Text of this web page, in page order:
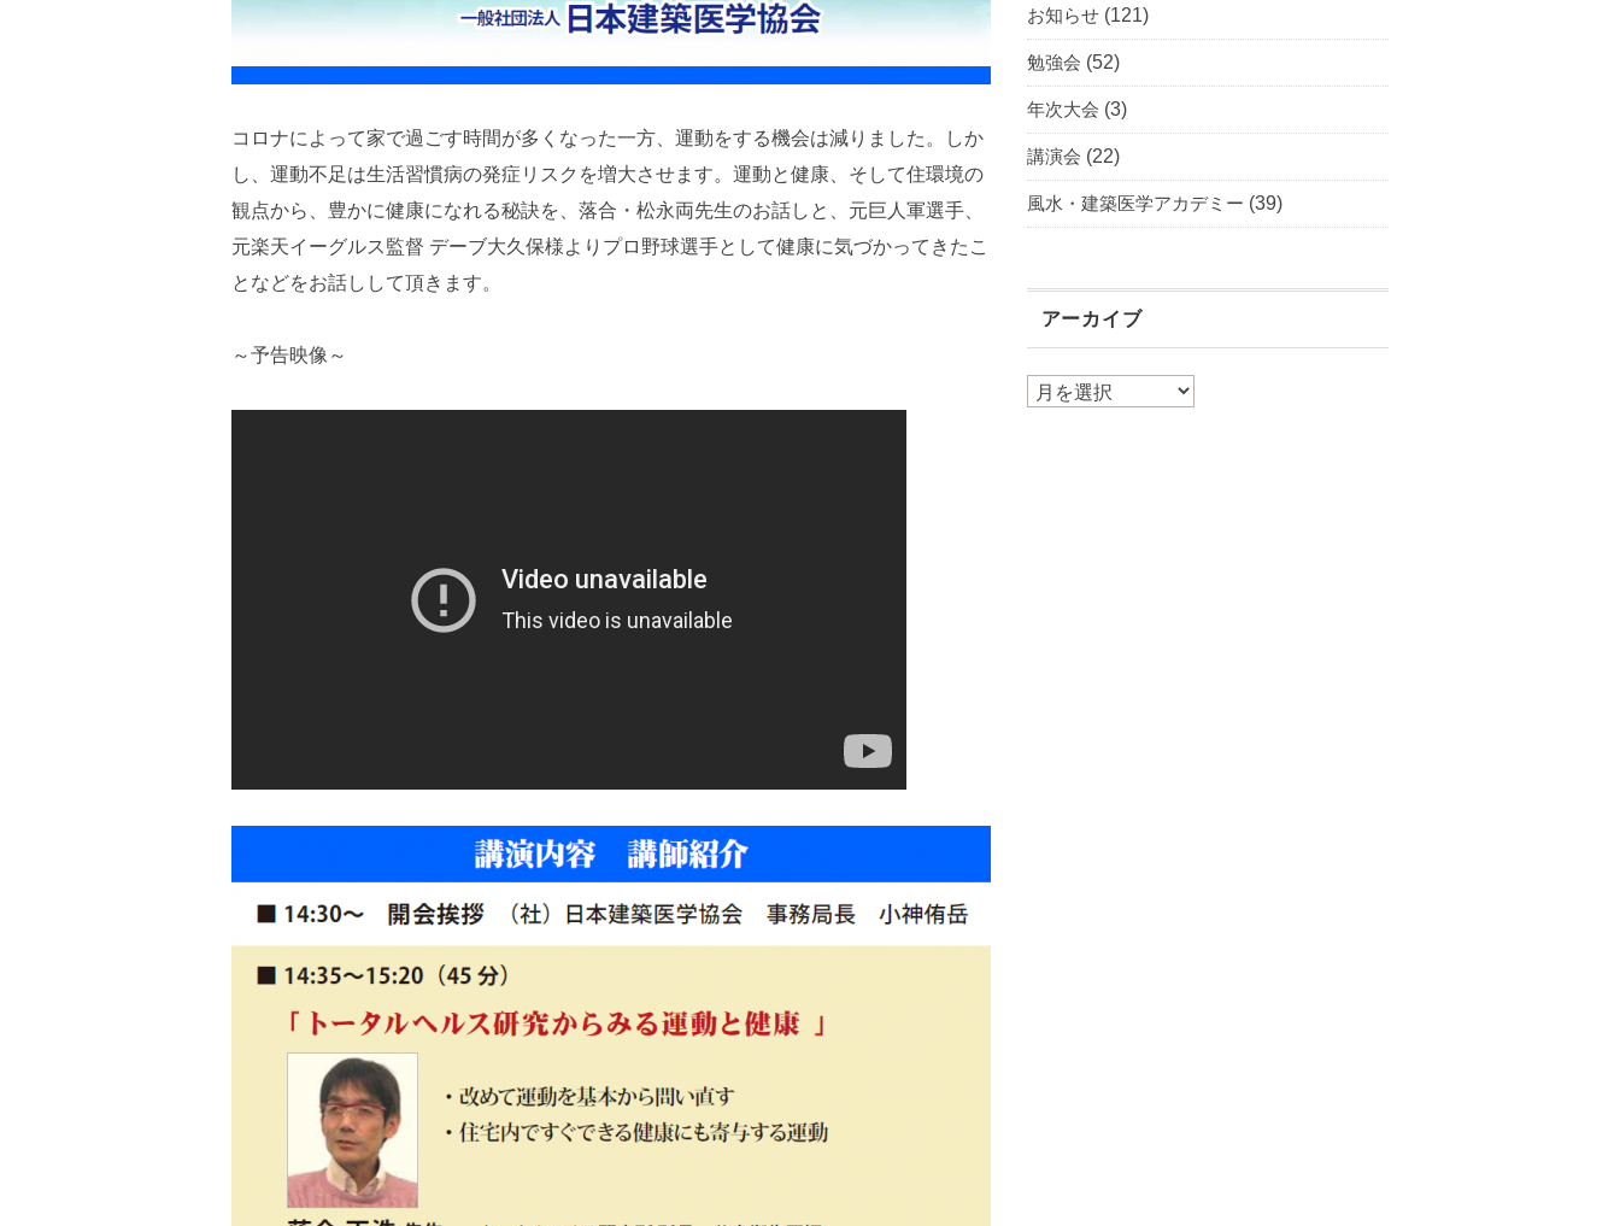
コロナによって家で過ごす時間が多くなった一方、運動をする機会は減りました。しか
し、運動不足は生活習慣病の発症リスクを増大させます。運動と健康、そして住環境の
観点から、豊かに健康になれる秘訣を、落合・松永両先生のお話しと、元巨人軍選手、
元楽天イーグルス監督 デーブ大久保様よりプロ野球選手として健康に気づかってきたこ
となどをお話しして頂きます。
～予告映像～
お知らせ (121)
勉強会 (52)
年次大会 (3)
講演会 (22)
風水・建築医学アカデミー (39)
アーカイブ
ア